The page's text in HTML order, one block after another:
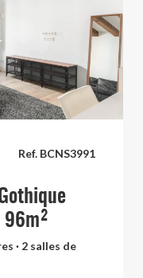
Ref. BCNS3991
96m²
· 2 salles de